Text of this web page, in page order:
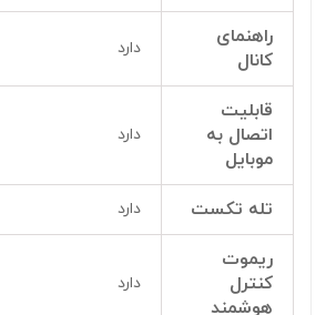
راهنمای
کانال
دارد
قابلیت
اتصال به
موبایل
دارد
تله تکست دارد
ریموت
کنترل
هوشمند
دارد